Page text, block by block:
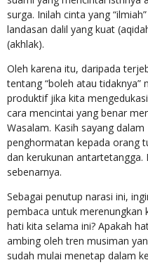
surga. Inilah cinta yang
landasan dalil yang kuat
(akhlak).
Oleh karena itu, daripada
tentang “boleh atau
produktif jika kita
cara mencintai yang benar
Wasalam. Kasih sayang
penghormatan kepada orang
dan kerukunan antartetangga.
sebenarnya.
Sebagai penutup narasi ini,
pembaca untuk merenungkan
hati kita selama ini? Apakah
ambing oleh tren musiman
sudah mulai menetap dalam